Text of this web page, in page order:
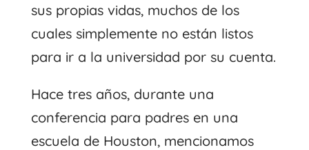
sus propias vidas, muchos de los
cuales simplemente no están listos
para ir a la universidad por su cuenta.
Hace tres años, durante una
conferencia para padres en una
escuela de Houston, mencionamos